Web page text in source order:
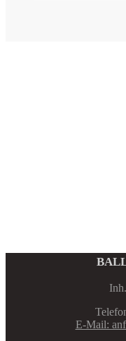
E-Mail: